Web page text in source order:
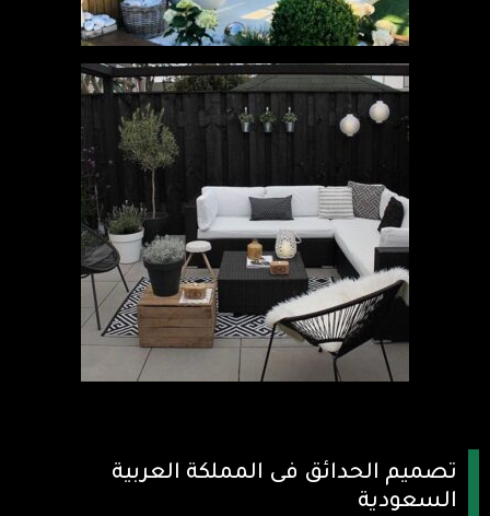
تصميم الحدائق فى المملكة العربية
السعودية